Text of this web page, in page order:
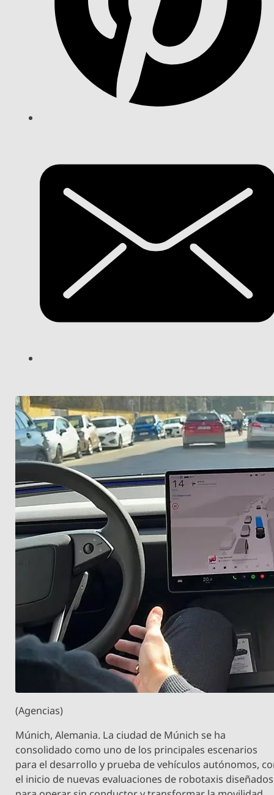
(Agencias)
Múnich, Alemania. La ciudad de Múnich se ha
consolidado como uno de los principales escenarios
para el desarrollo y prueba de vehículos autónomos,
el inicio de nuevas evaluaciones de robotaxis diseñados